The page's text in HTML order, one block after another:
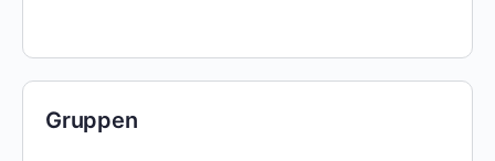
Gruppen